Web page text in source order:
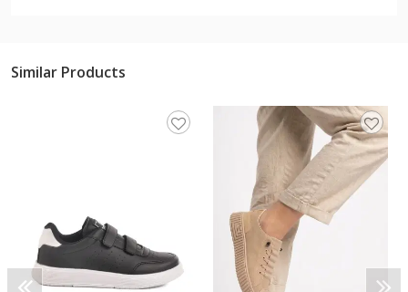
Similar Products